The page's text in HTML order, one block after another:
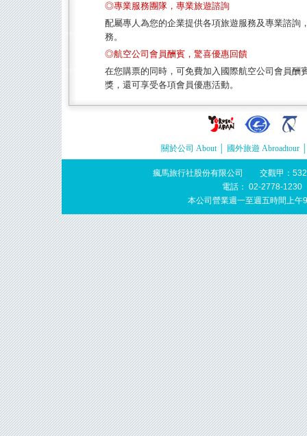
◎專業服務團隊，專業旅遊諮詢
配屬專人為您的企業提供各項旅遊服務及專業諮
務。
◎航空公司會員酬賓，驚喜優惠回饋
在您購票的同時，可免費加入國際航空公司會員
獎，還可享受各項會員優惠活動。
關於公司 About│ 國外旅遊 Abroadtour
瘋馬旅行社股份有限公司 交觀甲：
電話： 02-2778-
本公司營業週一至週五時間上